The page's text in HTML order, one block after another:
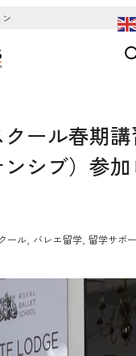
ール春期
ンシブ）参
ール バレエ留学 留学サポ